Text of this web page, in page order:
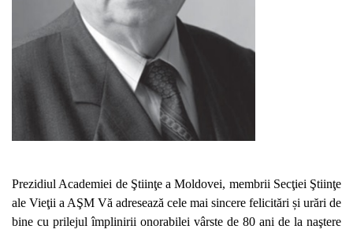
Prezidiul Academiei de Ştiinţe a Moldovei, membrii Secţiei Ştiinţe
ale Vieţii a AŞM Vă adresează cele mai sincere felicitări și urări de
bine cu prilejul împlinirii onorabilei vârste de 80 ani de la naştere